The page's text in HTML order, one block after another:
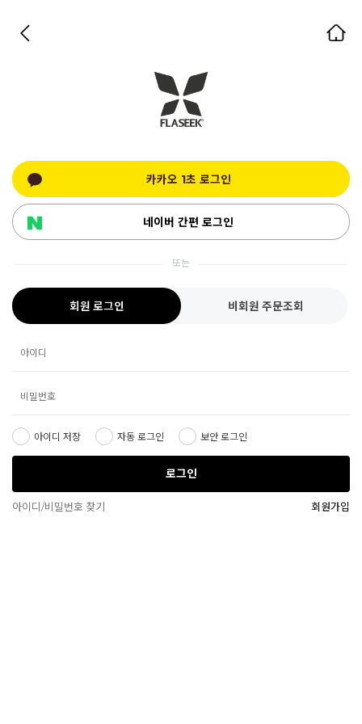
카카오 1초 로그인
네이버 간편 로그인
또는
회원 로그인 비회원 주문조회
아이디 저장 자동 로그인 보안 로그인
로그인
아이디/비밀번호 찾기 회원가입